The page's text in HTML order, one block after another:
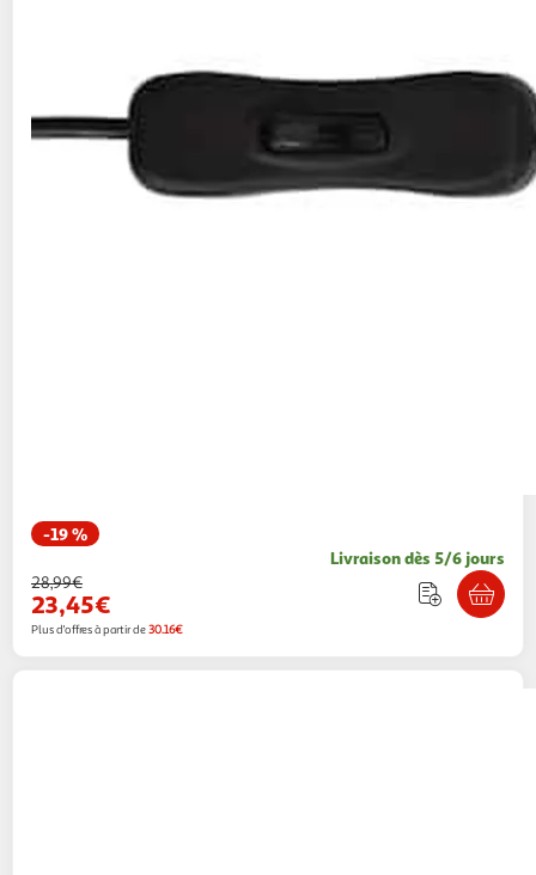
-19 %
Livraison dès 5/6 jours
28,99€
23,45€
Plus d'offres à partir de30.16€